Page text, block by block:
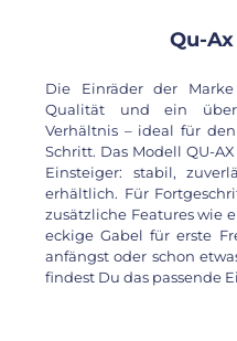
Qu-
Die Einräder der
Qualität und ein
Verhältnis – ideal für
Schritt. Das Modell QU-
Einsteiger: stabil,
erhältlich. Für
zusätzliche Features wie
eckige Gabel für erste
anfängst oder schon
findest Du das passende